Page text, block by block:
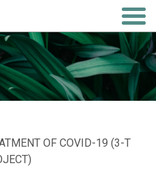
OF COVID-19 (3-T